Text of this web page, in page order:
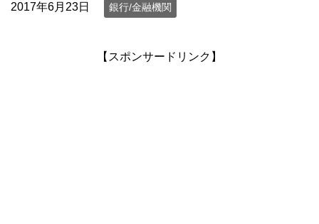
2017年6月23日 銀行/金融機関
【スポンサードリンク】